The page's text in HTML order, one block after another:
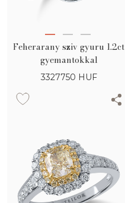
Feherarany sziv gyuru 1.2ct
gyemantokkal
3327750 HUF